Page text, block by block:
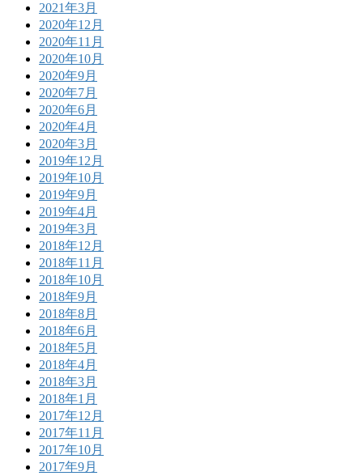
2021年3月
2020年12月
2020年11月
2020年10月
2020年9月
2020年7月
2020年6月
2020年4月
2020年3月
2019年12月
2019年10月
2019年9月
2019年4月
2019年3月
2018年12月
2018年11月
2018年10月
2018年9月
2018年8月
2018年6月
2018年5月
2018年4月
2018年3月
2018年1月
2017年12月
2017年11月
2017年10月
2017年9月